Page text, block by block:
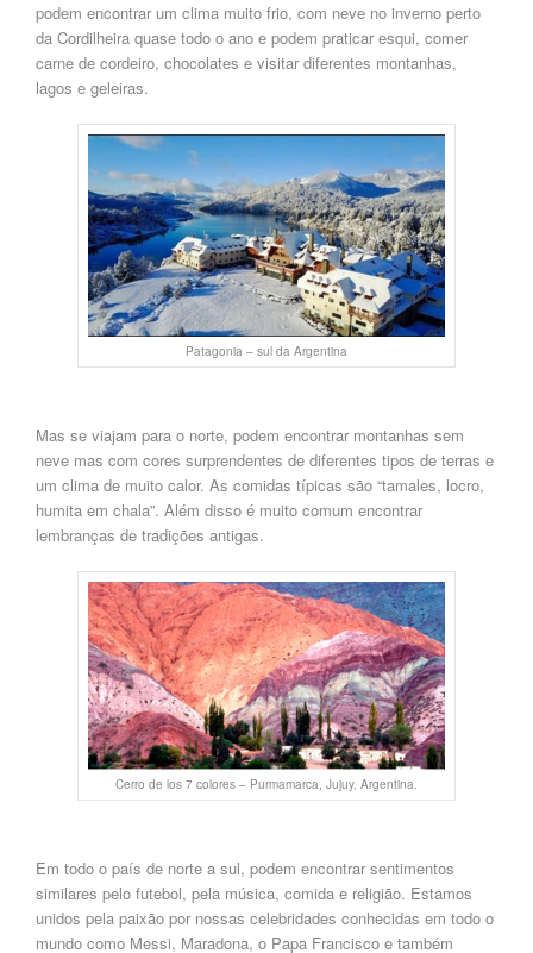
podem encontrar um clima muito frio, com neve no inverno perto
da Cordilheira quase todo o ano e podem praticar esqui, comer
carne de cordeiro, chocolates e visitar diferentes montanhas,
lagos e geleiras.
Patagonia – sul da Argentina
Mas se viajam para o norte, podem encontrar montanhas sem
neve mas com cores surprendentes de diferentes tipos de terras e
um clima de muito calor. As comidas típicas são “tamales, locro,
humita em chala”. Além disso é muito comum encontrar
lembranças de tradições antigas.
Cerro de los 7 colores – Purmamarca, Jujuy, Argentina.
Em todo o país de norte a sul, podem encontrar sentimentos
similares pelo futebol, pela música, comida e religião. Estamos
unidos pela paixão por nossas celebridades conhecidas em todo o
mundo como Messi, Maradona, o Papa Francisco e também